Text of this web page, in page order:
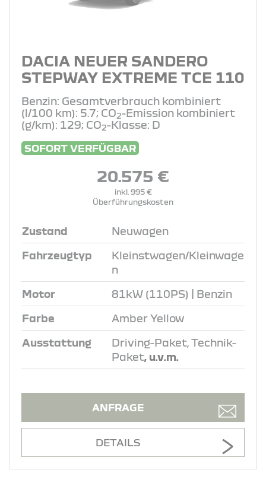
DACIA NEUER SANDERO
STEPWAY EXTREME TCE 110
Benzin: Gesamtverbrauch kombiniert
(l/100 km): 5.7; CO2-Emission kombiniert
(g/km): 129; CO2-Klasse: D
SOFORT VERFÜGBAR
20.575 €
inkl. 995 €
Überführungskosten
Zustand Neuwagen
Fahrzeugtyp
Kleinstwagen/Kleinwage
n
Motor 81kW (110PS) | Benzin
Farbe Amber Yellow
Ausstattung
Driving-Paket, Technik-
Paket, u.v.m.
ANFRAGE
DETAILS